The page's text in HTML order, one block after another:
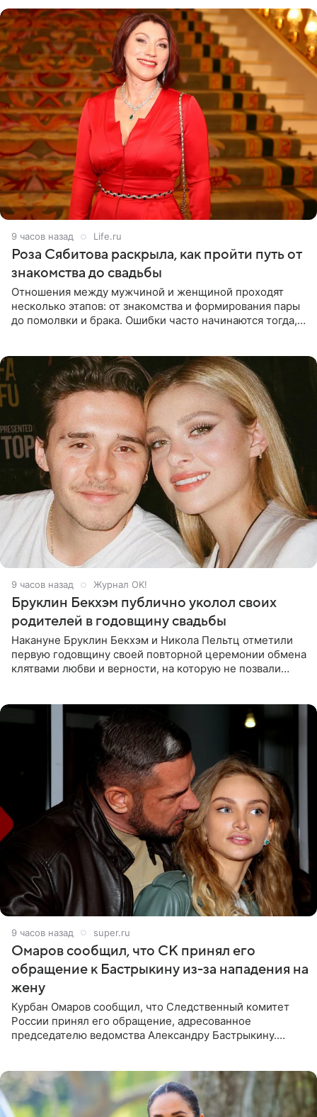
9 часов назад Life.ru
Роза Сябитова раскрыла, как пройти путь от
знакомства до свадьбы
Отношения между мужчиной и женщиной проходят
несколько этапов: от знакомства и формирования пары
до помолвки и брака. Ошибки часто начинаются тогда,
9 часов назад Журнал OK!
Бруклин Бекхэм публично уколол своих
родителей в годовщину свадьбы
Накануне Бруклин Бекхэм и Никола Пельтц отметили
первую годовщину своей повторной церемонии обмена
клятвами любви и верности, на которую не позвали
9 часов назад super.ru
Омаров сообщил, что СК принял его
обращение к Бастрыкину из-за нападения на
жену
Курбан Омаров сообщил, что Следственный комитет
России принял его обращение, адресованное
председателю ведомства Александру Бастрыкину.